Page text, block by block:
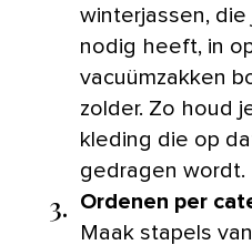
winterjassen,
nodig heeft, in
vacuümzakken
zolder. Zo houd
kleding die op
gedragen wordt.
3.
Ordenen per
Maak stapels